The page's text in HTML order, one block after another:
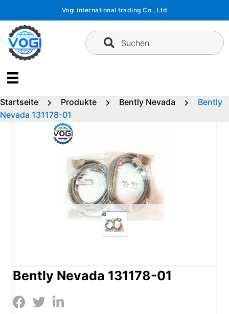
springen
Vogi international trading Co., Ltd
Suchen
Startseite Produkte Bently Nevada
Bently
Nevada 131178-01
Bently Nevada 131178-01